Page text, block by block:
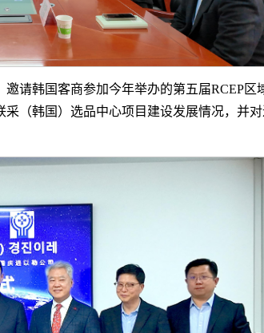
请韩国客商参加今年举办的第五届RCEP区
（韩国）选品中心项目建设发展情况，并